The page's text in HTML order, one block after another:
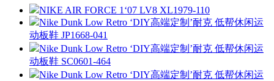
NIKE AIR FORCE 1‘07 LV8 XL1979-110
Nike Dunk Low Retro ‘DIY高端定制’耐克 低帮休闲运
动板鞋 JP1668-041
Nike Dunk Low Retro ‘DIY高端定制’耐克 低帮休闲运
动板鞋 SC0601-464
Nike Dunk Low Retro ‘DIY高端定制’耐克 低帮休闲运